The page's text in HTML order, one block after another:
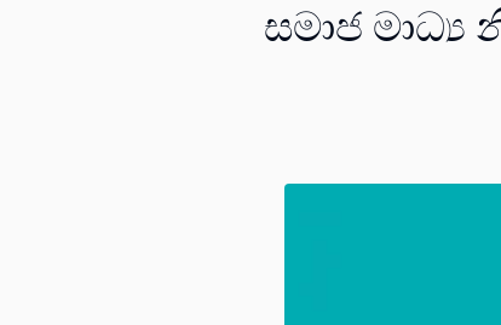
සමාජ